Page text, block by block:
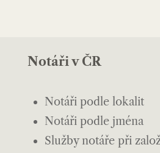
Notáři v ČR
Notáři podle lokalit
Notáři podle jména
Služby notáře při